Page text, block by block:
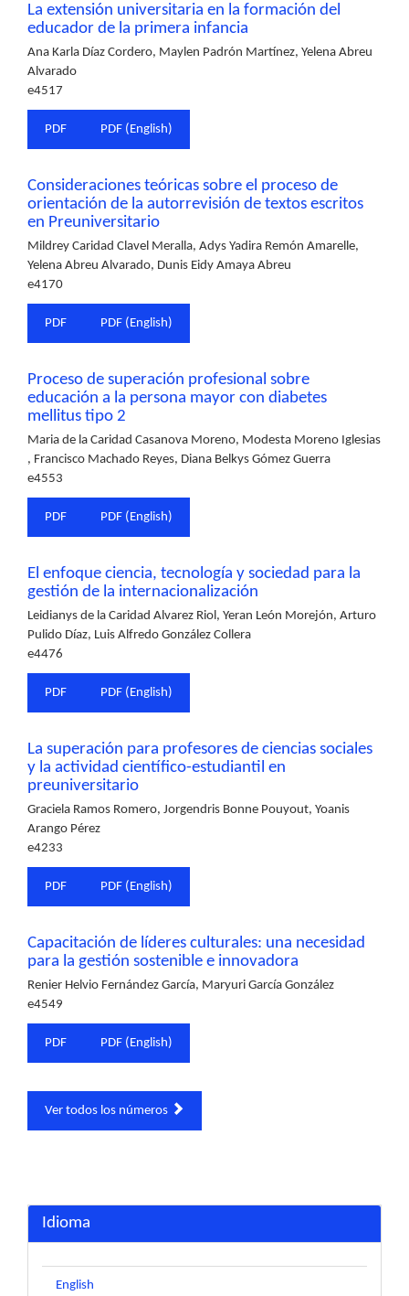
La extensión universitaria en la formación del
educador de la primera infancia
Ana Karla Díaz Cordero, Maylen Padrón Martínez, Yelena Abreu
Alvarado
e4517
PDF PDF (English)
Consideraciones teóricas sobre el proceso de
orientación de la autorrevisión de textos escritos
en Preuniversitario
Mildrey Caridad Clavel Meralla, Adys Yadira Remón Amarelle,
Yelena Abreu Alvarado, Dunis Eidy Amaya Abreu
e4170
PDF PDF (English)
Proceso de superación profesional sobre
educación a la persona mayor con diabetes
mellitus tipo 2
Maria de la Caridad Casanova Moreno, Modesta Moreno Iglesias
, Francisco Machado Reyes, Diana Belkys Gómez Guerra
e4553
PDF PDF (English)
El enfoque ciencia, tecnología y sociedad para la
gestión de la internacionalización
Leidianys de la Caridad Alvarez Riol, Yeran León Morejón, Arturo
Pulido Díaz, Luis Alfredo González Collera
e4476
PDF PDF (English)
La superación para profesores de ciencias sociales
y la actividad científico-estudiantil en
preuniversitario
Graciela Ramos Romero, Jorgendris Bonne Pouyout, Yoanis
Arango Pérez
e4233
PDF PDF (English)
Capacitación de líderes culturales: una necesidad
para la gestión sostenible e innovadora
Renier Helvio Fernández García, Maryuri García González
e4549
PDF PDF (English)
Ver todos los números
Idioma
English